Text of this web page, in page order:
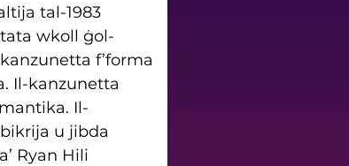
tal-1983
wkoll ġol-
f’forma
Il-kanzunetta
Il-
u jibda
Ryan Hili